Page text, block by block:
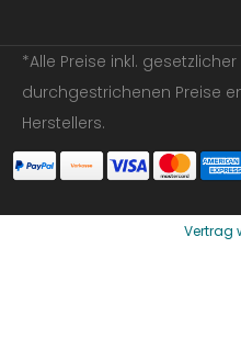
*Alle Preise inkl.
durchgestrichenen Preise
Herstellers.
Vertrag